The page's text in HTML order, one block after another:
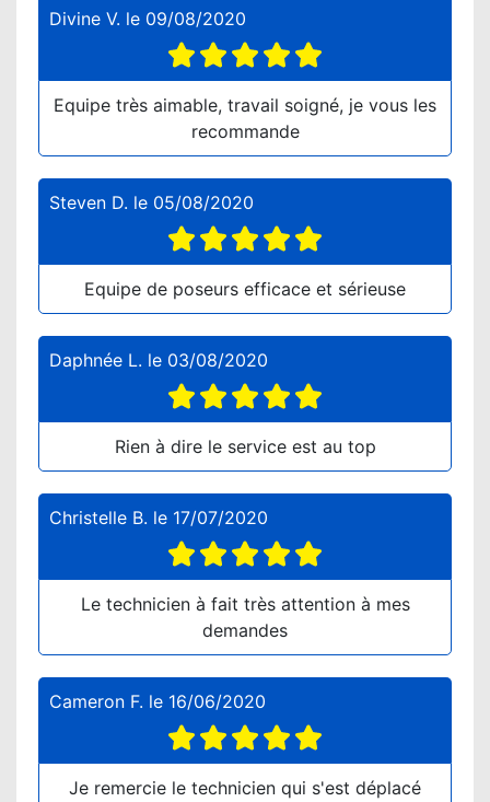
Divine V. le 09/08/2020
Equipe très aimable, travail soigné, je vous les
recommande
Steven D. le 05/08/2020
Equipe de poseurs efficace et sérieuse
Daphnée L. le 03/08/2020
Rien à dire le service est au top
Christelle B. le 17/07/2020
Le technicien à fait très attention à mes
demandes
Cameron F. le 16/06/2020
Je remercie le technicien qui s'est déplacé